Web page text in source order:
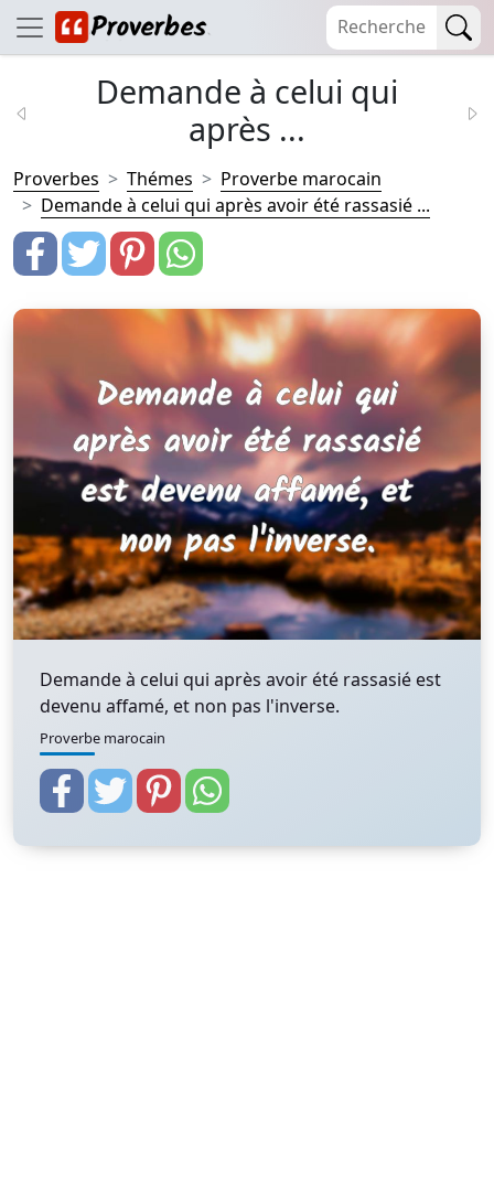
Demande à celui qui
après ...
Proverbes Thémes
Proverbe marocain
Demande à celui qui après avoir été rassasié ...
Demande à celui qui après avoir été rassasié est
devenu affamé, et non pas l'inverse.
Proverbe marocain